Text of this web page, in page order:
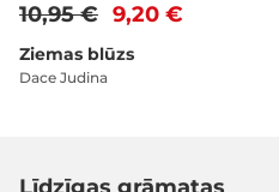
9,20 €
10,95 €
Ziemas blūzs
Dace Judina